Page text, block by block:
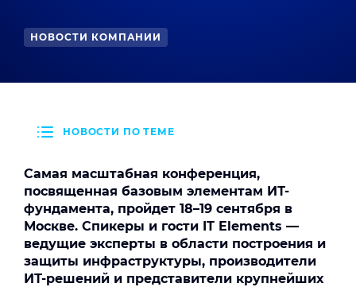
НОВОСТИ КОМПАНИИ
НОВОСТИ ПО ТЕМЕ
Самая масштабная конференция,
посвященная базовым элементам ИТ-
фундамента, пройдет 18–19 сентября в
Москве. Спикеры и гости IT Elements —
ведущие эксперты в области построения и
защиты инфраструктуры, производители
ИТ-решений и представители крупнейших